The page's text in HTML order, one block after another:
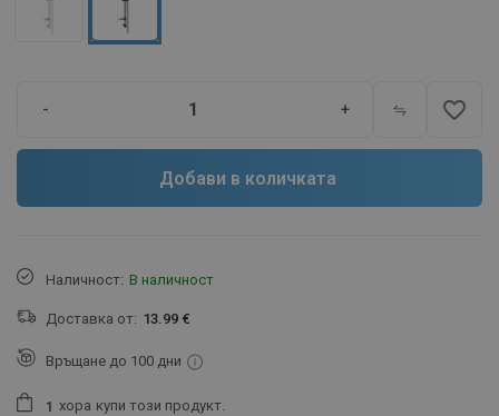
- + favorite_border
Добави в количката
Наличност: В наличност
Доставка от: 13.99 €
Връщане до 100 дни
1 хора купи този продукт.